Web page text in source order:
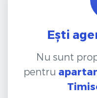
Ești
Nu sunt
pentru